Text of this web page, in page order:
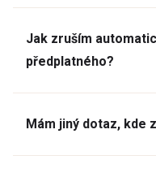
Jak zruším
předplatného?
Mám jiný dotaz, kde